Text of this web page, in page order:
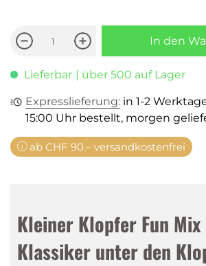
In den
Lieferbar | über 500 auf Lager
Expresslieferung: in 1-2
15:00 Uhr bestellt, morgen
ab CHF 90.– versandkostenfrei
Kleiner Klopfer Fun
Klassiker unter den